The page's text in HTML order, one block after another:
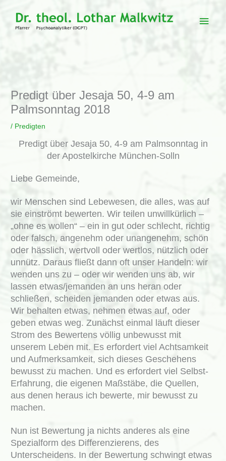
springen
Predigt über Jesaja 50, 4-9 am
Palmsonntag 2018
/ Predigten
Predigt über Jesaja 50, 4-9 am Palmsonntag in
der Apostelkirche München-Solln
Liebe Gemeinde,
wir Menschen sind Lebewesen, die alles, was auf
sie einströmt bewerten. Wir teilen unwillkürlich –
„ohne es wollen“ – ein in gut oder schlecht, richtig
oder falsch, angenehm oder unangenehm, schön
oder hässlich, wertvoll oder wertlos, nützlich oder
unnütz. Daraus fließt dann oft unser Handeln: wir
wenden uns zu – oder wir wenden uns ab, wir
lassen etwas/jemanden an uns heran oder
schließen, scheiden jemanden oder etwas aus.
Wir behalten etwas, nehmen etwas auf, oder
geben etwas weg. Zunächst einmal läuft dieser
Strom des Bewertens völlig unbewusst mit
unserem Leben mit. Es erfordert viel Achtsamkeit
und Aufmerksamkeit, sich dieses Geschehens
bewusst zu machen. Und es erfordert viel Selbst-
Erfahrung, die eigenen Maßstäbe, die Quellen,
aus denen heraus ich bewerte, mir bewusst zu
machen.
Nun ist Bewertung ja nichts anderes als eine
Spezialform des Differenzierens, des
Unterscheidens. In der Bewertung schwingt etwas